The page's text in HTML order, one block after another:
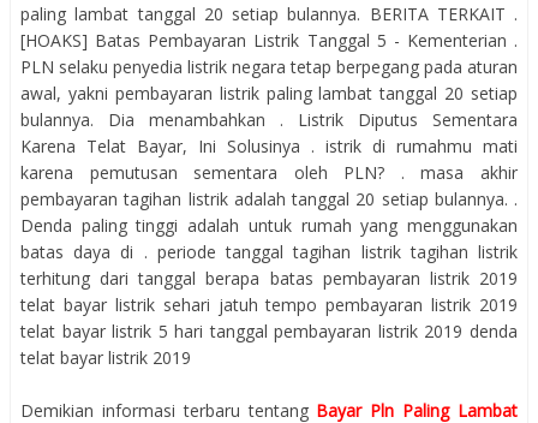
paling lambat tanggal 20 setiap bulannya. BERITA TERKAIT .
[HOAKS] Batas Pembayaran Listrik Tanggal 5 - Kementerian .
PLN selaku penyedia listrik negara tetap berpegang pada aturan
awal, yakni pembayaran listrik paling lambat tanggal 20 setiap
bulannya. Dia menambahkan . Listrik Diputus Sementara
Karena Telat Bayar, Ini Solusinya . istrik di rumahmu mati
karena pemutusan sementara oleh PLN? . masa akhir
pembayaran tagihan listrik adalah tanggal 20 setiap bulannya. .
Denda paling tinggi adalah untuk rumah yang menggunakan
batas daya di . periode tanggal tagihan listrik tagihan listrik
terhitung dari tanggal berapa batas pembayaran listrik 2019
telat bayar listrik sehari jatuh tempo pembayaran listrik 2019
telat bayar listrik 5 hari tanggal pembayaran listrik 2019 denda
telat bayar listrik 2019
Demikian informasi terbaru tentang Bayar Pln Paling Lambat